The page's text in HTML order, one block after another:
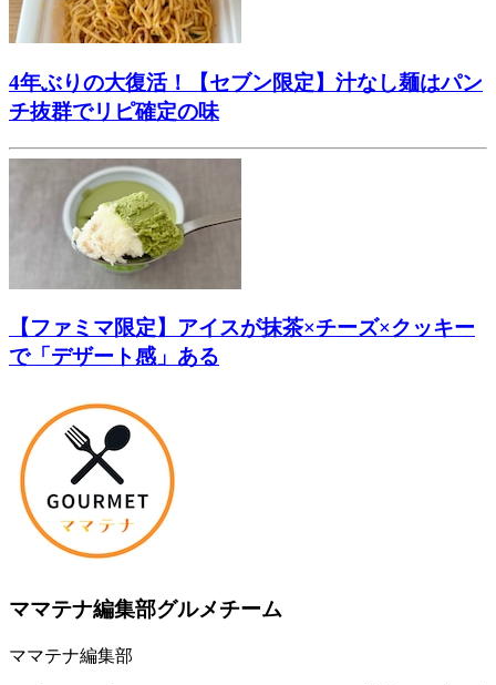
4年ぶりの大復活！【セブン限定】汁なし麺はパン
チ抜群でリピ確定の味
【ファミマ限定】アイスが抹茶×チーズ×クッキー
で「デザート感」ある
ママテナ編集部グルメチーム
ママテナ編集部